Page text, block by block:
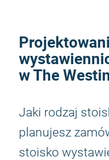
w The
Jaki rodzaj
planujesz
stoisko